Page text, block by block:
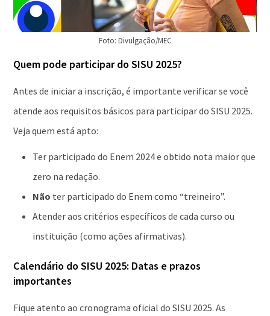
Foto: Divulgação/MEC
Quem pode participar do SISU 2025?
Antes de iniciar a inscrição, é importante verificar se você
atende aos requisitos básicos para participar do SISU 2025.
Veja quem está apto:
Ter participado do Enem 2024 e obtido nota maior que
zero na redação.
Não ter participado do Enem como “treineiro”.
Atender aos critérios específicos de cada curso ou
instituição (como ações afirmativas).
Calendário do SISU 2025: Datas e prazos
importantes
Fique atento ao cronograma oficial do SISU 2025. As